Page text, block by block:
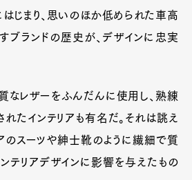
Pen tw
はじまり、思いのほか低められた車高
ブランドの歴史が、デザインに忠実
なレザーをふんだんに使用し、熟練
れたインテリアも有名だ。それは誂え
のスーツや紳士靴のように繊細で質
テリアデザインに影響を与えたもの